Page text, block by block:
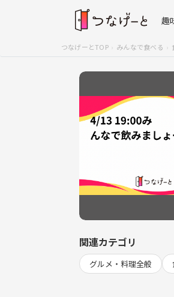
趣
つなげーとTOP みんなで食べる
関連カテゴリ
グルメ・料理全般